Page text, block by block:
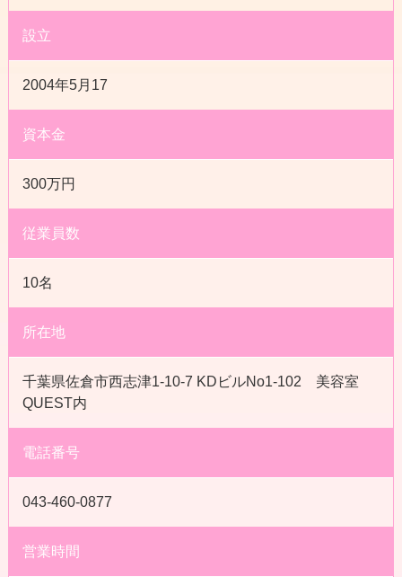
設立
2004年5月17
資本金
300万円
従業員数
10名
所在地
千葉県佐倉市西志津1-10-7 KDビルNo1-102 美容室
QUEST内
電話番号
043-460-0877
営業時間